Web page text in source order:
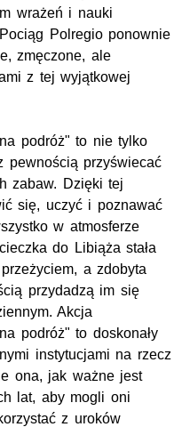
wrażeń i nauki
Polregio ponownie
zmęczone, ale
z tej wyjątkowej
podróż" to nie tylko
pewnością przyświecać
zabaw. Dzięki tej
się, uczyć i poznawać
w atmosferze
do Libiąża stała
a zdobyta
przydadzą im się
Akcja
podróż" to doskonały
instytucjami na rzecz
ona, jak ważne jest
lat, aby mogli oni
z uroków